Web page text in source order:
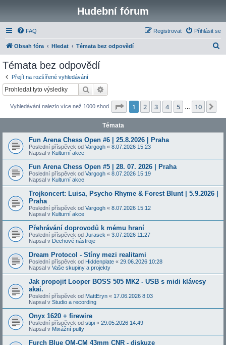
Hudební fórum
FAQ Přihlásit se
Registrovat
Obsah fóra Hledat Témata bez odpovědí
Témata bez odpovědí
Přejít na rozšířené vyhledávání
Hledat
Vyhledávání nalezlo více než 1000 shod Stránka z 10
1 2 3 4 5 10
Témata
Fun Arena Chess Open #6 | 25.8.2026 | Praha
Poslední příspěvek od Vargogh « 8.07.2026 15:23
Napsal v Kulturní akce
Fun Arena Chess Open #5 | 28. 07. 2026 | Praha
Poslední příspěvek od Vargogh « 8.07.2026 15:19
Napsal v Kulturní akce
Trojkoncert: Luisa, Psycho Rhyme & Forest Blunt | 5.9.2026 |
Praha
Poslední příspěvek od Vargogh « 8.07.2026 15:12
Napsal v Kulturní akce
Přehrávání doprovodů k mému hraní
Poslední příspěvek od Jurasek « 3.07.2026 11:27
Napsal v Dechové nástroje
Dream Protocol - Stíny mezi realitami
Poslední příspěvek od Hiddenplate « 29.06.2026 10:28
Napsal v Vaše skupiny a projekty
Jak propojit Looper BOSS 505 MK2 - USB s midi klávesy
akai.
Poslední příspěvek od MattEryn « 17.06.2026 8:03
Napsal v Studio a recording
Onyx 1620 + firewire
Poslední příspěvek od stipi « 29.05.2026 14:49
Napsal v Mixážní pulty
Furch Blue OM-CM 43mm CNR - diskuze